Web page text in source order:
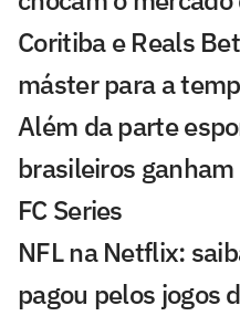
Coritiba e Reals
máster para a
Além da parte
brasileiros
FC Series
NFL na Netflix:
pagou pelos jogos